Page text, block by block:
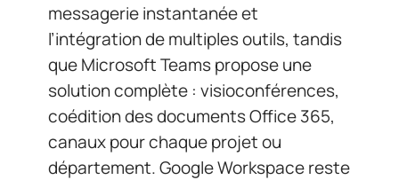
messagerie instantanée et
l’intégration de multiples outils, tandis
que Microsoft Teams propose une
solution complète : visioconférences,
coédition des documents Office 365,
canaux pour chaque projet ou
département. Google Workspace reste